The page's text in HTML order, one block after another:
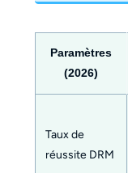
Paramètres
(2026)
Taux de
réussite DRM